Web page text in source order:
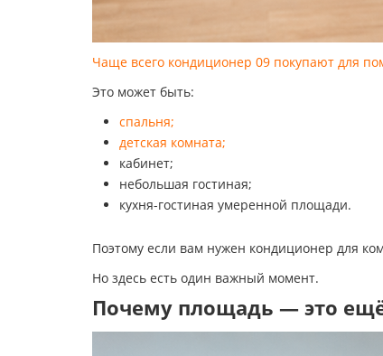
Чаще всего кондиционер 09 покупают для
Это может быть:
спальня;
детская комната;
кабинет;
небольшая гостиная;
кухня-гостиная умеренной площади.
Поэтому если вам нужен кондиционер для
Но здесь есть один важный момент.
Почему площадь — это